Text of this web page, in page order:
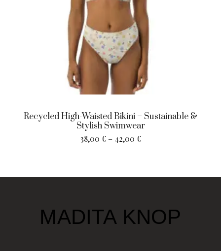
Recycled High-Waisted Bikini – Sustainable &
Stylish Swimwear
38,00 € – 42,00 €
MADITA KNOP